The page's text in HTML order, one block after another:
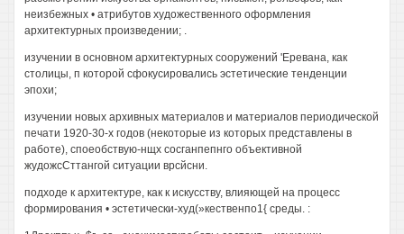
неизбежных • атрибутов художественного оформления
архитектурных произведении; .
изучении в основном архитектурных сооружений 'Еревана, как
столицы, п которой сфокусировались эстетические тенденции
эпохи;
изучении новых архивных материалов и материалов периодической
печати 1920-30-х годов (некоторые из которых представлены в
работе), споеобствую-нщх сосганпепнго объективной
жудожсСттангой ситуации врсйсни.
подходе к архитектуре, как к искусству, влияющей на процесс
формирования • эстетически-худ(»кественпо1{ среды. :